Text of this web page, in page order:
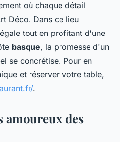
où chaque détail
Déco. Dans ce lieu
tout en profitant d'une
basque, la promesse d'un
se concrétise. Pour en
et réserver votre table,
.
amoureux des